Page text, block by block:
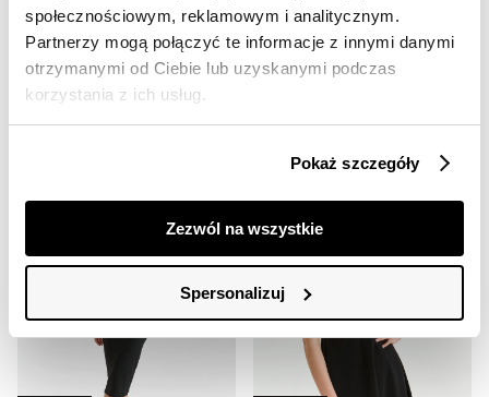
społecznościowym, reklamowym i analitycznym.
Partnerzy mogą połączyć te informacje z innymi danymi
otrzymanymi od Ciebie lub uzyskanymi podczas
korzystania z ich usług.
Pokaż szczegóły
Zezwól na wszystkie
Spersonalizuj
HOT
Sukienka z koronkową wstawką
39,99 zł
Cena regularna 119,99 zł
Najniższa cena z 30 dni przed
HOT
Sukienka damska
79,99 zł
Najniższa cena z 30 dni przed